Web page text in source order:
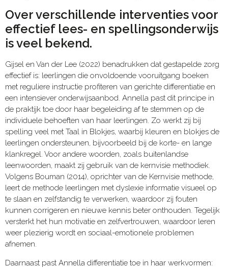
Over verschillende interventies voor
effectief lees- en spellingsonderwijs
is veel bekend.
Gijsel en Van der Lee (2022) benadrukken dat gestapelde zorg
effectief is: leerlingen die onvoldoende vooruitgang boeken
met reguliere instructie profiteren van gerichte differentiatie en
een intensiever onderwijsaanbod. Annella past dit principe in
de praktijk toe door haar begeleiding af te stemmen op de
individuele behoeften van haar leerlingen. Zo werkt zij bij
spelling veel met Taal in Blokjes, waarbij kleuren en blokjes de
leerlingen ondersteunen, bijvoorbeeld bij de korte- en lange
klankregel. Voor andere woorden, zoals buitenlandse
leenwoorden, maakt zij gebruik van de kernvisie methodiek.
Volgens Bouman (2014), oprichter van de Kernvisie methode,
leert de methode leerlingen met dyslexie informatie visueel op
te slaan en zelfstandig te verwerken, waardoor zij fouten
kunnen corrigeren en nieuwe kennis beter onthouden. Tegelijk
versterkt het hun motivatie en zelfvertrouwen, waardoor leren
weer plezierig wordt en sociaal-emotionele problemen
afnemen.
Daarnaast past Annella differentiatie toe in haar werkvormen: